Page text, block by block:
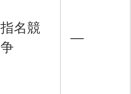
指名競
争
―